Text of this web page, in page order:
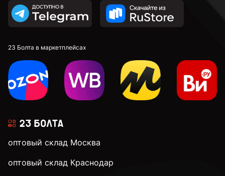
23 Болта в маркетплейсах
оптовый склад Москва
оптовый склад Краснодар